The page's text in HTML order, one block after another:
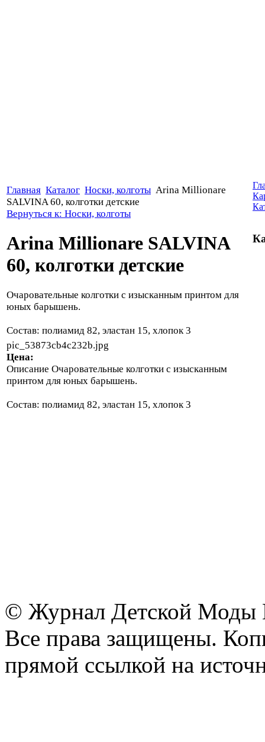
Главная Каталог Носки, колготы Arina Millionare
SALVINA 60, колготки детские
Вернуться к: Носки, колготы
Arina Millionare SALVINA
60, колготки детские
Очаровательные колготки с изысканным принтом для
юных барышень.
Состав: полиамид 82, эластан 15, хлопок 3
pic_53873cb4c232b.jpg
Цена:
Описание Очаровательные колготки с изысканным
принтом для юных барышень.
Состав: полиамид 82, эластан 15, хлопок 3
© Журнал Детской Моды
Все права защищены.
прямой ссылкой на